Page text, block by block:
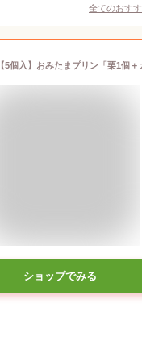
全てのおす
ショップでみる